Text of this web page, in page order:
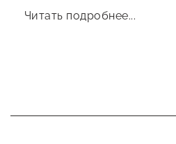
Читать подробнее...